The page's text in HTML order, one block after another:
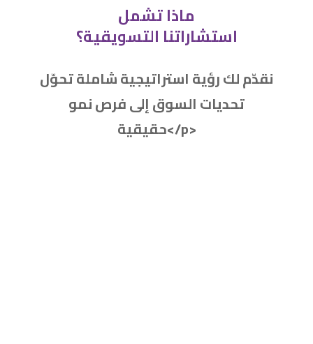
ماذا تشمل
استشاراتنا التسويقية؟
نقدّم لك رؤية استراتيجية شاملة تحوّل
تحديات السوق إلى فرص نمو
حقيقية</p>